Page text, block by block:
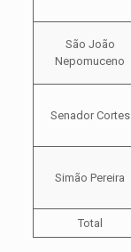
São João
Nepomuceno
Senador Cortes
Simão Pereira
Total